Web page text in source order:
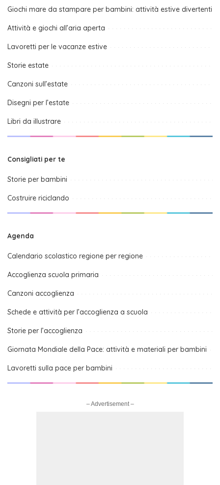
Giochi mare da stampare per bambini: attività estive divertenti
Attività e giochi all’aria aperta
Lavoretti per le vacanze estive
Storie estate
Canzoni sull’estate
Disegni per l’estate
Libri da illustrare
Consigliati per te
Storie per bambini
Costruire riciclando
Agenda
Calendario scolastico regione per regione
Accoglienza scuola primaria
Canzoni accoglienza
Schede e attività per l’accoglienza a scuola
Storie per l’accoglienza
Giornata Mondiale della Pace: attività e materiali per bambini
Lavoretti sulla pace per bambini
– Advertisement –